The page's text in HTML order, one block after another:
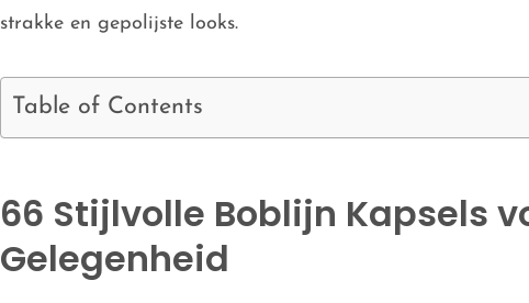
strakke en gepolijste looks.
Table of Contents
66 Stijlvolle Boblijn Kapsels
Gelegenheid